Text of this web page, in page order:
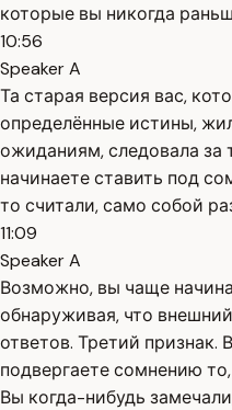
которые вы никогда
10:56
Speaker A
Та старая версия вас,
определённые истины,
ожиданиям, следовала за
начинаете ставить под
то считали, само собой
11:09
Speaker A
Возможно, вы чаще
обнаруживая, что
ответов. Третий признак.
подвергаете сомнению
Вы когда-нибудь